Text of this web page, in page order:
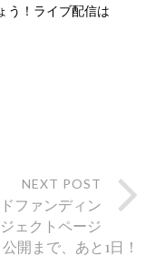
う！ライブ配信は
NEXT POST
ファンディン
ェクトページ
公開まで、あと1日！